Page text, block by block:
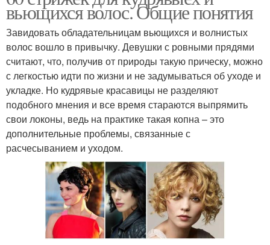
вьющихся волос. Общие понятия
Завидовать обладательницам вьющихся и волнистых
волос вошло в привычку. Девушки с ровными прядями
считают, что, получив от природы такую прическу, можно
с легкостью идти по жизни и не задумываться об уходе и
укладке. Но кудрявые красавицы не разделяют
подобного мнения и все время стараются выпрямить
свои локоны, ведь на практике такая копна – это
дополнительные проблемы, связанные с
расчесыванием и уходом.